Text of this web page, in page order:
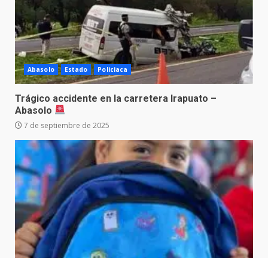
Abasolo Estado Policiaca
Trágico accidente en la carretera Irapuato –
Abasolo
7 de septiembre de 2025